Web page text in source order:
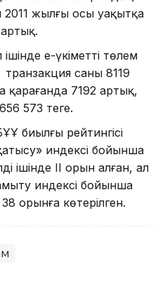
2011 жылғы осы уақытқа
е-үкіметтің төлем
транзакция саны 8119
қарағанда 7192 артық,
573 теңге.
биылғы рейтингісі
индексі бойынша
ішінде ІІ орын алған, ал
индексі бойынша
орынға көтерілген.